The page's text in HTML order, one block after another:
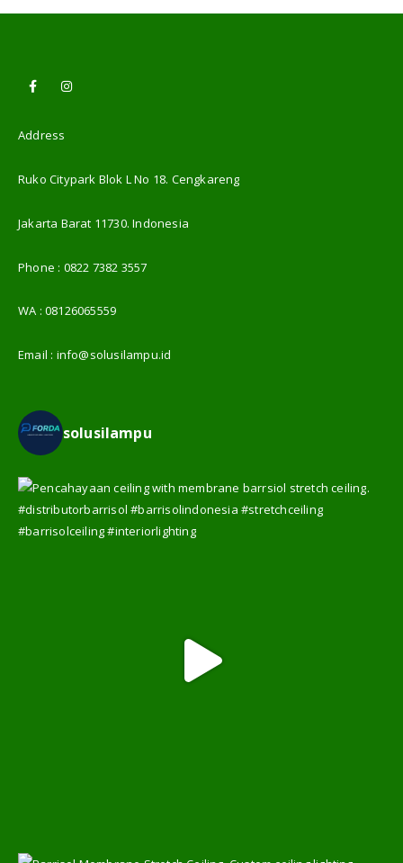
Address
Ruko Citypark Blok L No 18. Cengkareng
Jakarta Barat 11730. Indonesia
Phone : 0822 7382 3557
WA :08126065559
Email : info@solusilampu.id
solusilampu